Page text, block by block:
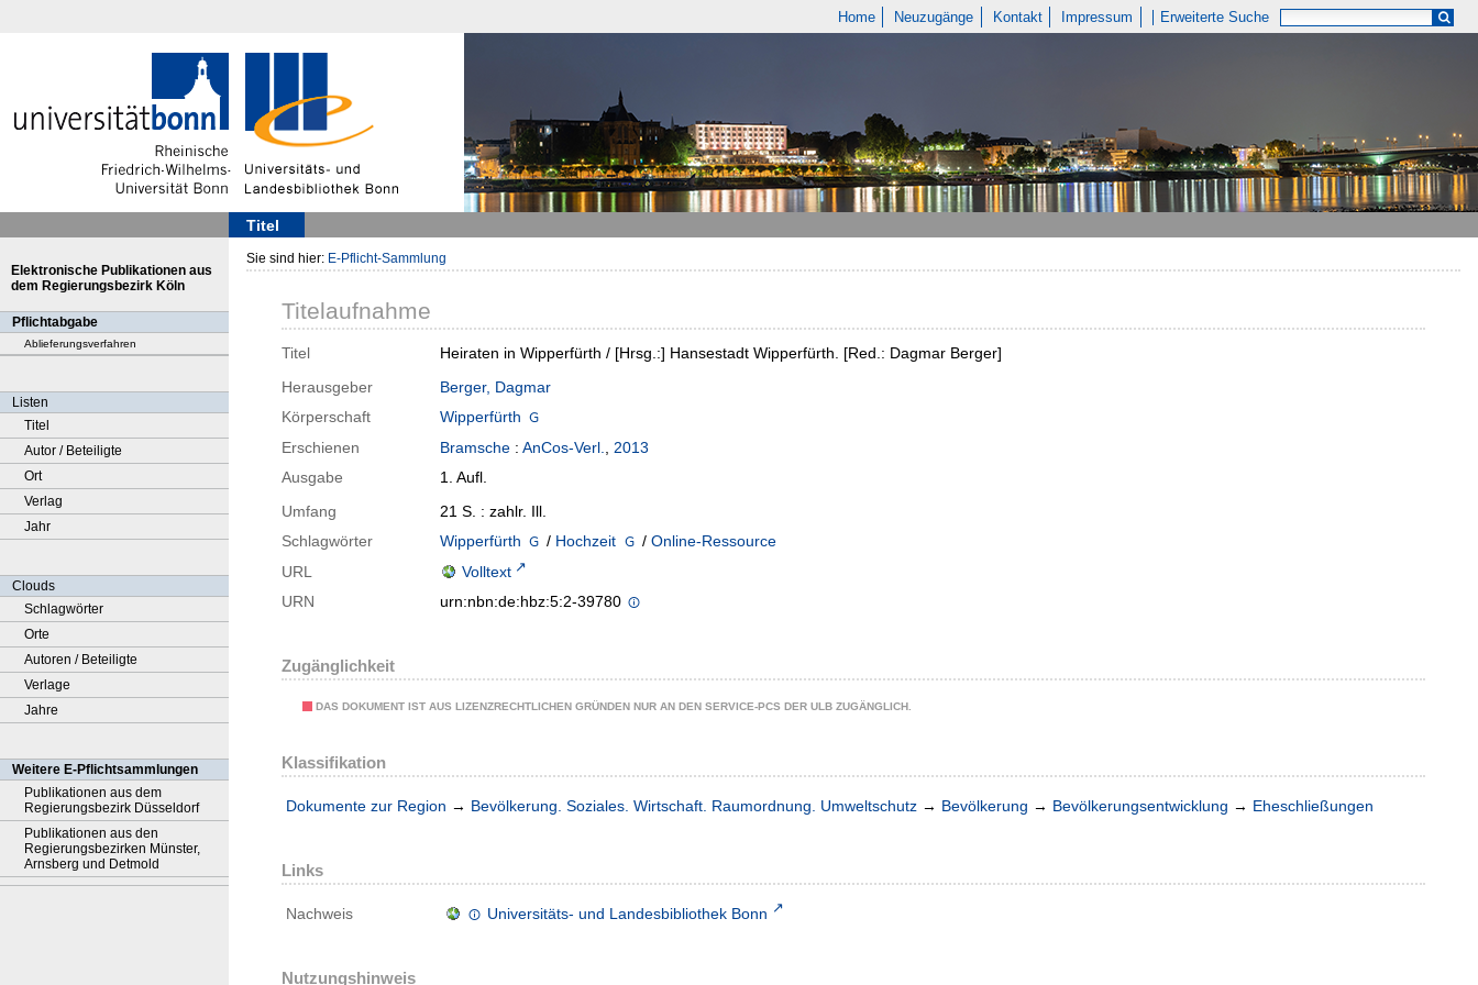
Home Neuzugänge Kontakt Impressum Erweiterte Suche
Titel
Elektronische Publikationen aus
dem Regierungsbezirk Köln
Pflichtabgabe
Ablieferungsverfahren
Listen
Titel
Autor / Beteiligte
Ort
Verlag
Jahr
Clouds
Schlagwörter
Orte
Autoren / Beteiligte
Verlage
Jahre
Weitere E-Pflichtsammlungen
Publikationen aus dem
Regierungsbezirk Düsseldorf
Publikationen aus den
Regierungsbezirken Münster,
Arnsberg und Detmold
Sie sind hier: E-Pflicht-Sammlung
Titelaufnahme
Titel
Heiraten in Wipperfürth / [Hrsg.:] Hansestadt Wipperfürth. [Red.: Dagmar Berger]
Herausgeber
Berger, Dagmar
Körperschaft
Wipperfürth
Erschienen
Bramsche : AnCos-Verl., 2013
Ausgabe
1. Aufl.
Umfang
21 S. : zahlr. Ill.
Schlagwörter
Wipperfürth / Hochzeit / Online-Ressource
URL
Volltext
URN
urn:nbn:de:hbz:5:2-39780
Zugänglichkeit
DAS DOKUMENT IST AUS LIZENZRECHTLICHEN GRÜNDEN NUR AN DEN SERVICE-PCS DER ULB ZUGÄNGLICH.
Klassifikation
Dokumente zur Region → Bevölkerung. Soziales. Wirtschaft. Raumordnung. Umweltschutz → Bevölkerung → Bevölkerungsentwicklung → Eheschließungen
Links
Nachweis Universitäts- und Landesbibliothek Bonn
Nutzungshinweis